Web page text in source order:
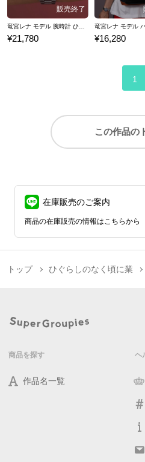
竜宮レナ モデル 腕時計 ひぐらしのなく頃に業
¥21,780 ¥16,280
1
この作品の
在庫販売のご案内
商品の在庫販売の情報はこちらから
トップ ひぐらしのなく頃に業
商品を探す
作品名一覧
ヘ